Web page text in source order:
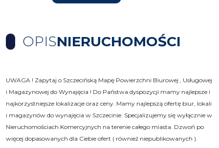
OPISNIERUCHOMOŚCI
UWAGA ! Zapytaj o Szczecińską Mapę Powierzchni Biurowej , Usługowej
i Magazynowej do Wynajęcia ! Do Państwa dyspozycji mamy najlepsze i
najkorzystniejsze lokalizacje oraz ceny. Mamy najlepszą ofertę biur, lokali
i magazynów do wynajęcia w Szczecinie. Specjalizujemy się wyłącznie w
Nieruchomościach Komercyjnych na terenie całego miasta. Dzwoń po
więcej dopasowanych dla Ciebie ofert ( również niepublikowanych ).